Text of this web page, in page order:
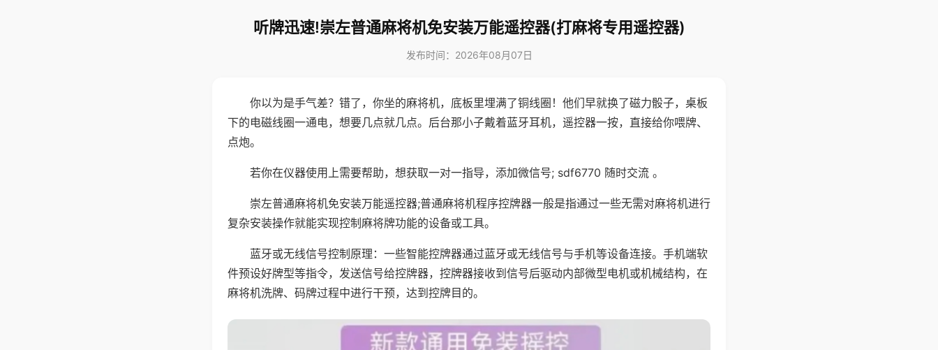
听牌迅速!崇左普通麻将机免安装万能遥控器(打麻将专用遥控器)
发布时间：2026年08月07日
你以为是手气差？错了，你坐的麻将机，底板里埋满了铜线圈！他们早就换了磁力骰子，桌板
下的电磁线圈一通电，想要几点就几点。后台那小子戴着蓝牙耳机，遥控器一按，直接给你喂牌、
点炮。
若你在仪器使用上需要帮助，想获取一对一指导，添加微信号; sdf6770 随时交流 。
崇左普通麻将机免安装万能遥控器;普通麻将机程序控牌器一般是指通过一些无需对麻将机进行
复杂安装操作就能实现控制麻将牌功能的设备或工具。
蓝牙或无线信号控制原理：一些智能控牌器通过蓝牙或无线信号与手机等设备连接。手机端软
件预设好牌型等指令，发送信号给控牌器，控牌器接收到信号后驱动内部微型电机或机械结构，在
麻将机洗牌、码牌过程中进行干预，达到控牌目的。